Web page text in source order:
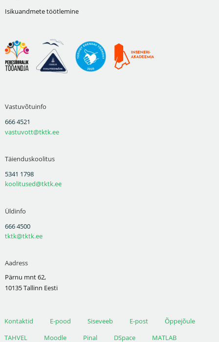
Isikuandmete töötlemine
Vastuvõtuinfo
666 4521
vastuvott@tktk.ee
Täienduskoolitus
5341 1798
koolitused@tktk.ee
Üldinfo
666 4500
tktk@tktk.ee
Aadress
Pärnu mnt 62,
10135 Tallinn Eesti
Kontaktid E-pood Siseveeb E-post
Õppejõule
TAHVEL
Moodle Pinal DSpace MATLAB